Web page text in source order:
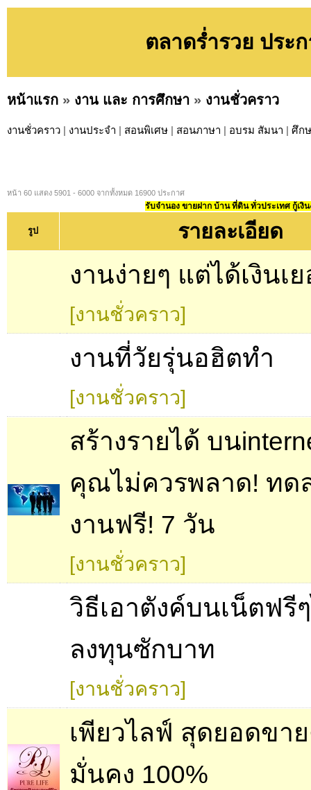
ตลาดร่ำรวย ประ
หน้าแรก » งาน และ การศึกษา » งานชั่วคราว
งานชั่วคราว | งานประจำ | สอนพิเศษ | สอนภาษา | อบรม สัมนา | ศึก
หน้า 60 แสดง 5901 - 6000 จากทั้งหมด 16900 ประกาศ
รับจำนอง ขายฝาก บ้าน ที่ดิน ทั่วประเทศ กู้เงิ
รูป รายละเอียด
งานง่ายๆ แต่ได้เงินเ
[งานชั่วคราว]
งานที่วัยรุ่นอฮิตทำ
[งานชั่วคราว]
สร้างรายได้ บน
คุณไม่ควรพลาด! ทด
งานฟรี! 7 วัน
[งานชั่วคราว]
วิธีเอาตังค์บนเน็ตฟรี
ลงทุนซักบาท
[งานชั่วคราว]
เพียวไลฟ์ สุดยอดขา
มั่นคง 100%